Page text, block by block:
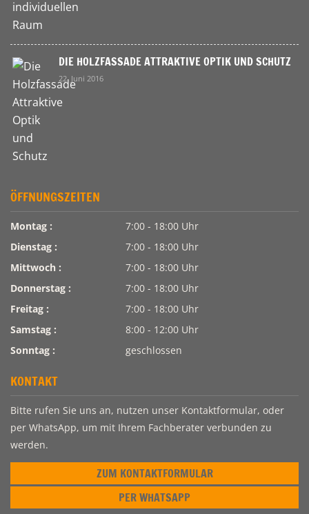
DIE HOLZFASSADE ATTRAKTIVE OPTIK UND SCHUTZ
22. Juni 2016
ÖFFNUNGSZEITEN
Montag :
7:00 - 18:00 Uhr
Dienstag :
7:00 - 18:00 Uhr
Mittwoch :
7:00 - 18:00 Uhr
Donnerstag :
7:00 - 18:00 Uhr
Freitag :
7:00 - 18:00 Uhr
Samstag :
8:00 - 12:00 Uhr
Sonntag :
geschlossen
KONTAKT
Bitte rufen Sie uns an, nutzen unser Kontaktformular, oder
per WhatsApp, um mit Ihrem Fachberater verbunden zu
werden.
ZUM KONTAKTFORMULAR
PER WHATSAPP